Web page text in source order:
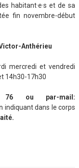
habitant·e·s et de sa
fin novembre-début
Anthérieu
mercredi et vendredi
14h30-17h30
ou par-mail:
indiquant dans le corps